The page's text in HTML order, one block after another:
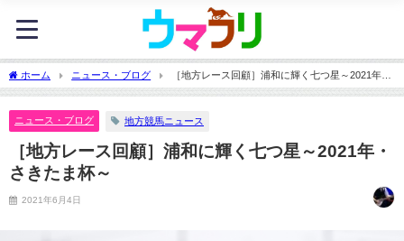
ホーム ニュース・ブログ
［地方レース回顧］浦和に輝く七つ星～2021年・
さきたま杯～
ニュース・ブログ 地方競馬ニュース
［地方レース回顧］浦和に輝く七つ星～2021年・
さきたま杯～
2021年6月4日